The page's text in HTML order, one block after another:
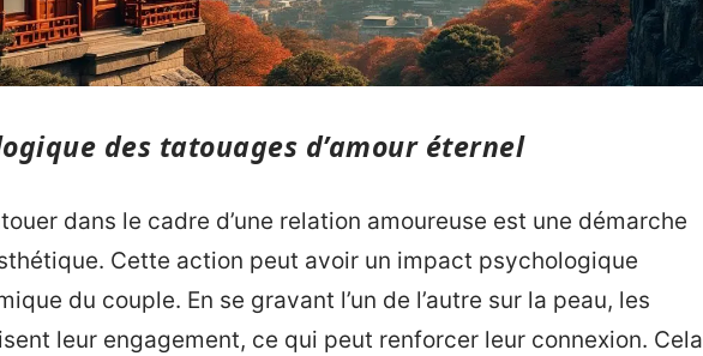
des tatouages d’amour éternel
dans le cadre d’une relation amoureuse est une démarche
Cette action peut avoir un impact psychologique
du couple. En se gravant l’un de l’autre sur la peau, les
leur engagement, ce qui peut renforcer leur connexion. Cela